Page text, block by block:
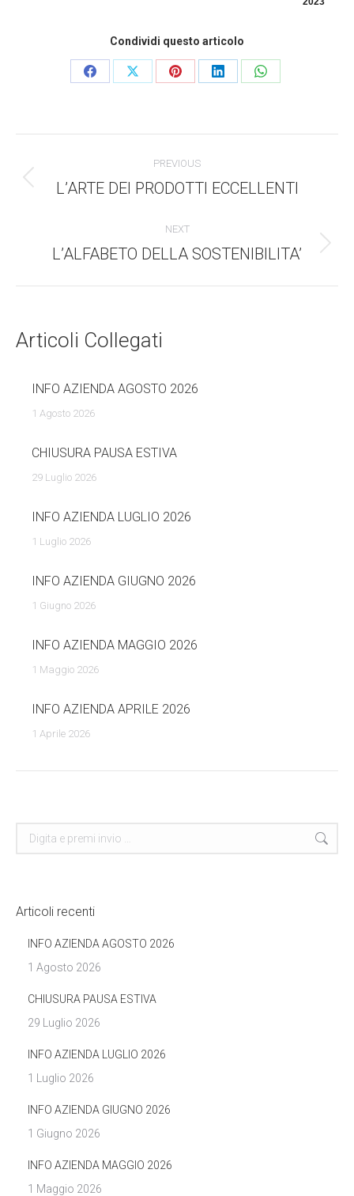
Condividi questo articolo
CondividiCondividiCondividiCondividiCondividi
Commento
di
navigazione
PREVIOUS
Stile
L’ARTE DEI PRODOTTI ECCELLENTI
NEXT
Numero
L’ALFABETO DELLA SOSTENIBILITA’
Articoli Collegati
INFO AZIENDA AGOSTO 2026
1 Agosto 2026
CHIUSURA PAUSA ESTIVA
29 Luglio 2026
INFO AZIENDA LUGLIO 2026
1 Luglio 2026
INFO AZIENDA GIUGNO 2026
1 Giugno 2026
INFO AZIENDA MAGGIO 2026
1 Maggio 2026
INFO AZIENDA APRILE 2026
1 Aprile 2026
Cerca
Articoli recenti
INFO AZIENDA AGOSTO 2026
1 Agosto 2026
CHIUSURA PAUSA ESTIVA
29 Luglio 2026
INFO AZIENDA LUGLIO 2026
1 Luglio 2026
INFO AZIENDA GIUGNO 2026
1 Giugno 2026
INFO AZIENDA MAGGIO 2026
1 Maggio 2026